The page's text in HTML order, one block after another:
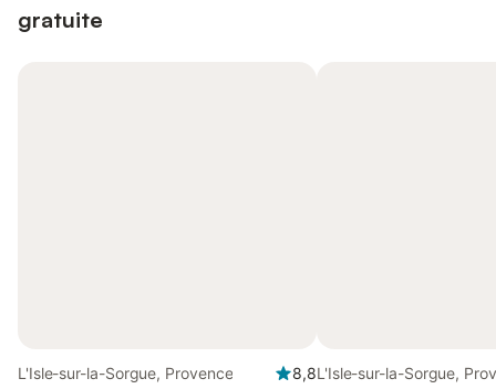
gratuite
L'Isle-sur-la-Sorgue, Provence
8,8L'Isle-sur-la-Sorgue,